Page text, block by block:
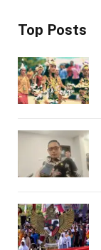
Top Posts